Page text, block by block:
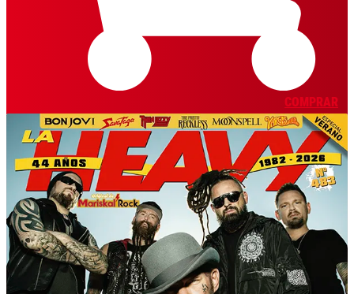
COMPRAR